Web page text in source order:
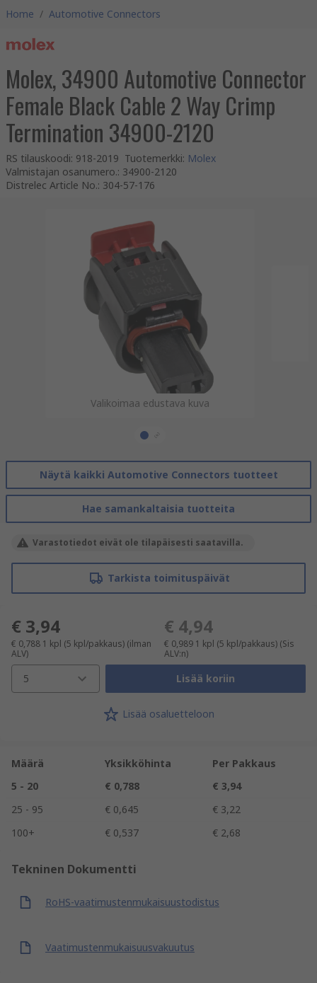
Home / Automotive Connectors
Molex, 34900 Automotive Connector
Female Black Cable 2 Way Crimp
Termination 34900-2120
RS tilauskoodi: 918-2019 Tuotemerkki: Molex
Valmistajan osanumero.: 34900-2120
Distrelec Article No.: 304-57-176
Valikoimaa edustava kuva
Valikoimaa edustava kuva
Näytä kaikki Automotive Connectors tuotteet
Hae samankaltaisia tuotteita
Varastotiedot eivät ole tilapäisesti saatavilla.
Tarkista toimituspäivät
€ 3,94
€ 0,788 1 kpl (5 kpl/pakkaus) (ilman
ALV)
€ 4,94
€ 0,989 1 kpl (5 kpl/pakkaus) (Sis
ALV:n)
5 Lisää koriin
Lisää osaluetteloon
Määrä Yksikköhinta
Per Pakkaus
5 - 20
€ 0,788
€ 3,94
25 - 95
€ 0,645
€ 3,22
100+
€ 0,537 € 2,68
Tekninen Dokumentti
RoHS-vaatimustenmukaisuustodistus
Vaatimustenmukaisuusvakuutus